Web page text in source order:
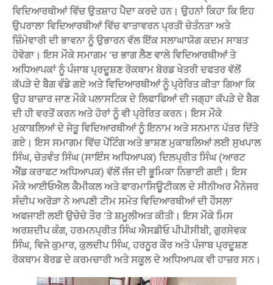
ਵਿਦਿਆਰਥੀਆਂ ਵਿੱਚ ਉਤਸ਼ਾਹ ਪੈਦਾ ਕਰਦੇ ਹਨ। ਉਹਨਾਂ ਕਿਹਾ ਕਿ ਇਹ
ਉਪਰਾਲਾ ਵਿਦਿਆਰਥੀਆਂ ਵਿੱਚ ਵਾਤਾਵਰਨ ਪ੍ਰਤੀ ਚੇਤੰਨਤਾ ਅਤੇ
ਜ਼ਿੰਮੇਵਾਰੀ ਦੀ ਭਾਵਨਾ ਨੂੰ ਉਭਾਰਨ ਵੱਲ ਇੱਕ ਸਲਾਘਾਯੋਗ ਕਦਮ ਸਾਬਤ
ਹੋਵੇਗਾ। ਇਸ ਮੌਕੇ ਸਮਾਗਮ ‘ਚ ਭਾਗ ਲੈਣ ਵਾਲੇ ਵਿਦਿਆਰਥੀਆਂ ਤੇ
ਅਧਿਆਪਕਾਂ ਨੂੰ ਪੰਜਾਬ ਪ੍ਰਦੂਸ਼ਣ ਰੋਕਥਾਮ ਬੋਰਡ ਖੇਤਰੀ ਦਫਤਰ ਵੱਲੋਂ
ਕੱਪੜੇ ਦੇ ਬੈਗ ਵੰਡੇ ਗਏ ਅਤੇ ਵਿਦਿਆਰਥੀਆਂ ਨੂੰ ਪ੍ਰੇਰਿਤ ਕੀਤਾ ਗਿਆ ਕਿ
ਉਹ ਬਾਜ਼ਾਰ ਜਾਣ ਮੌਕੇ ਪਲਾਸਟਿਕ ਦੇ ਲਿਫਾਫਿਆਂ ਦੀ ਜਗ੍ਹਾ ਕੱਪੜੇ ਦੇ ਬੈਗ
ਦੀ ਹੀ ਵਰਤੋਂ ਕਰਨ ਅਤੇ ਹੋਰਾਂ ਨੂੰ ਵੀ ਪ੍ਰੇਰਿਤ ਕਰਨ। ਇਸ ਮੌਕੇ
ਮੁਕਾਬਲਿਆਂ ਦੇ ਜੇਤੂ ਵਿਦਿਆਰਥੀਆਂ ਨੂੰ ਇਨਾਮ ਅਤੇ ਸਨਮਾਨ ਪੱਤਰ ਦਿੱਤੇ
ਗਏ। ਇਸ ਸਮਾਗਮ ਵਿੱਚ ਪੇਂਟਿੰਗ ਅਤੇ ਭਾਸ਼ਣ ਮੁਕਾਬਲਿਆਂ ਲਈ ਸੁਖਪਾਲ
ਸਿੰਘ, ਚੇਤਵੰਤ ਸਿੰਘ (ਸਾਇੰਸ ਅਧਿਆਪਕ) ਦਿਲਪ੍ਰੀਤ ਸਿੰਘ (ਆਰਟ
ਐਂਡ ਕਰਾਫਟ ਅਧਿਆਪਕ) ਵੱਲੋਂ ਜੱਜ ਦੀ ਭੂਮਿਕਾ ਨਿਭਾਈ ਗਈ। ਇਸ
ਮੌਕੇ ਆਈਓਐਲ ਕੈਮੀਕਲ ਅਤੇ ਫਾਰਮਾਸਿਊਟੀਕਲ ਦੇ ਸੀਨੀਅਰ ਮੈਨੇਜਰ
ਸੰਦੀਪ ਅਰੋੜਾ ਨੇ ਆਪਣੀ ਟੀਮ ਸਮੇਤ ਵਿਦਿਆਰਥੀਆਂ ਦੀ ਹੌਸਲਾ
ਅਫਜਾਈ ਲਈ ਉਚੇਚੇ ਤੌਰ ‘ਤੇ ਸ਼ਮੂਲੀਅਤ ਕੀਤੀ। ਇਸ ਮੌਕੇ ਮਿਸ
ਅਰਸ਼ਦੀਪ ਕੰਗ, ਹਰਮਨਪ੍ਰੀਤ ਸਿੰਘ ਐਸਡੀਓ ਪੀਪੀਸੀਬੀ, ਗੁਰਸੇਵਕ
ਸਿੰਘ, ਵਿਜੇ ਕੁਮਾਰ, ਕੁਲਦੀਪ ਸਿੰਘ, ਹਰਨੂਰ ਕੌਰ ਅਤੇ ਪੰਜਾਬ ਪ੍ਰਦੂਸ਼ਣ
ਰੋਕਥਾਮ ਬੋਰਡ ਦੇ ਕਰਮਚਾਰੀ ਅਤੇ ਸਕੂਲ ਦੇ ਅਧਿਆਪਕ ਵੀ ਹਾਜ਼ਰ ਸਨ।